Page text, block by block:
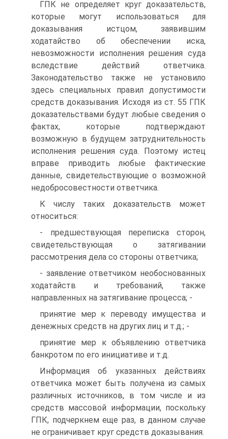
ГПК не определяет круг доказательств,
которые могут использоваться для
доказывания истцом, заявившим
ходатайство об обеспечении иска,
невозможности исполнения решения суда
вследствие действий ответчика.
Законодательство также не установило
здесь специальных правил допустимости
средств доказывания. Исходя из ст. 55 ГПК
доказательствами будут любые сведения о
фактах, которые подтверждают
возможную в будущем затруднительность
исполнения решения суда. Поэтому истец
вправе приводить любые фактические
данные, свидетельствующие о возможной
недобросовестности ответчика.
К числу таких доказательств может
относиться:
- предшествующая переписка сторон,
свидетельствующая о затягивании
рассмотрения дела со стороны ответчика;
- заявление ответчиком необоснованных
ходатайств и требований, также
направленных на затягивание процесса; -
принятие мер к переводу имущества и
денежных средств на других лиц и т.д.; -
принятие мер к объявлению ответчика
банкротом по его инициативе и т.д.
Информация об указанных действиях
ответчика может быть получена из самых
различных источников, в том числе и из
средств массовой информации, поскольку
ГПК, подчеркнем еще раз, в данном случае
не ограничивает круг средств доказывания.